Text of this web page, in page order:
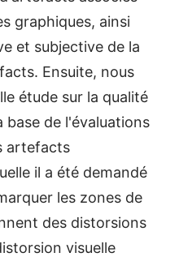
graphiques, ainsi
et subjective de la
Ensuite, nous
étude sur la qualité
base de l'évaluations
artefacts
il a été demandé
les zones de
des distorsions
visuelle